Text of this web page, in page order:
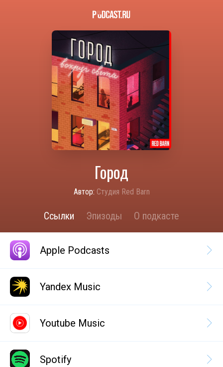
Город
Автор: Студия Red Barn
Ссылки Эпизоды О подкасте
Apple Podcasts
Yandex Music
Youtube Music
Spotify